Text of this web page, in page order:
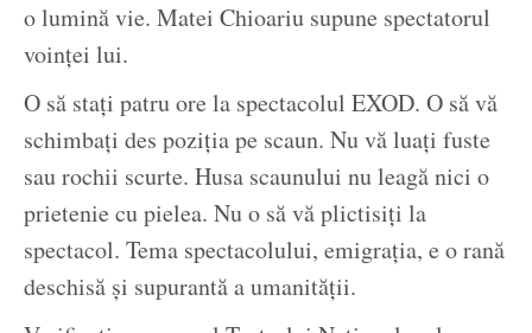
o lumină vie. Matei Chioariu supune spectatorul
voinței lui.
O să stați patru ore la spectacolul EXOD. O să vă
schimbați des poziția pe scaun. Nu vă luați fuste
sau rochii scurte. Husa scaunului nu leagă nici o
prietenie cu pielea. Nu o să vă plictisiți la
spectacol. Tema spectacolului, emigrația, e o rană
deschisă și supurantă a umanității.